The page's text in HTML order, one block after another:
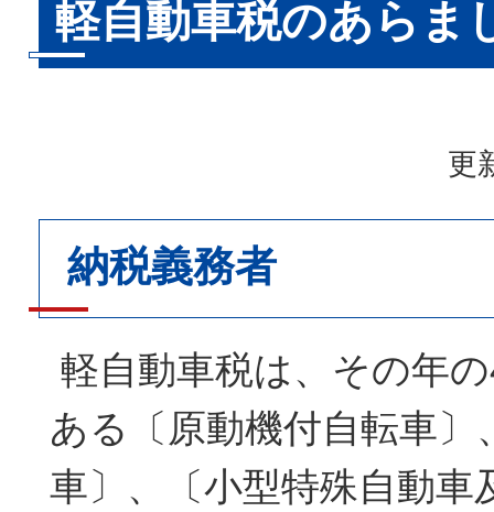
軽自動車税のあらま
更
納税義務者
軽自動車税は、その年
ある〔原動機付自転車〕
車〕、〔小型特殊自動車